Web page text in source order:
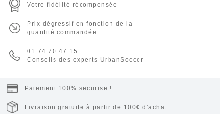
Votre fidélité récompensée
Prix dégressif en fonction de la
quantité commandée
01 74 70 47 15
Conseils des experts UrbanSoccer
Paiement 100% sécurisé !
Livraison gratuite à partir de 100€ d'achat